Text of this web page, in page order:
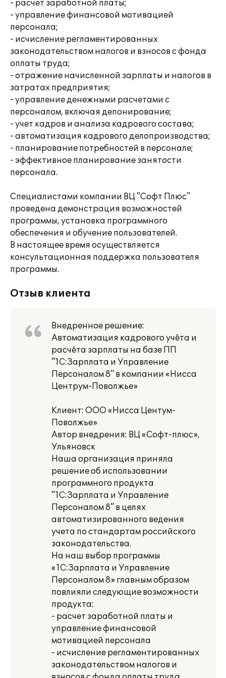
- расчет заработной платы;
- управление финансовой мотивацией
персонала;
- исчисление регламентированных
законодательством налогов и взносов с фонда
оплаты труда;
- отражение начисленной зарплаты и налогов в
затратах предприятия;
- управление денежными расчетами с
персоналом, включая депонирование;
- учет кадров и анализа кадрового состава;
- автоматизация кадрового делопроизводства;
- планирование потребностей в персонале;
- эффективное планирование занятости
персонала.
Специалистами компании ВЦ "Софт Плюс"
проведена демонстрация возможностей
программы, установка программного
обеспечения и обучение пользователей.
В настоящее время осуществляется
консультационная поддержка пользователя
программы.
Отзыв клиента
Внедренное решение:
Автоматизация кадрового учёта и
расчёта зарплаты на базе ПП
"1С:Зарплата и Управление
Персоналом 8" в компании «Нисса
Центрум-Поволжье»
Клиент: ООО «Нисса Центум-
Поволжье»
Автор внедрения: ВЦ «Софт-плюс»,
Ульяновск
Наша организация приняла
решение об использовании
программного продукта
"1С:Зарплата и Управление
Персоналом 8" в целях
автоматизированного ведения
учета по стандартам российского
законодательства.
На наш выбор программы
«1С:Зарплата и Управление
Персоналом 8» главным образом
повлияли следующие возможности
продукта:
- расчет заработной платы и
управление финансовой
мотивацией персонала
- исчисление регламентированных
законодательством налогов и